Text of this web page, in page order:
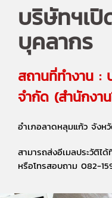
บริษัทฯเ
บุคลากร
สถานที่ทำงาน
จำกัด (สำนักงา
อำเภอลาดหลุมแก้ว จังห
สามารถส่งอีเมลประวัติไ
หรือโทรสอบถาม 082-